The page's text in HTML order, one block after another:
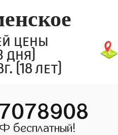
цены
дня)
(18 лет)
бесплатный!